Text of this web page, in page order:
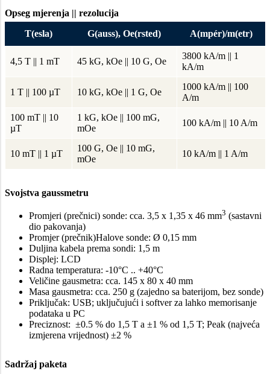
Opseg mjerenja || rezolucija
T(esla)
G(auss), Oe(rsted) A(mpér)/m(etr)
4,5 T || 1 mT 45 kG, kOe || 10 G, Oe
3800 kA/m || 1
kA/m
1 T || 100 µT 10 kG, kOe || 1 G, Oe
1000 kA/m || 100
A/m
100 mT || 10
µT
1 kG, kOe || 100 mG,
mOe
100 kA/m || 10 A/m
10 mT || 1 µT
100 G, Oe || 10 mG,
mOe
10 kA/m || 1 A/m
Svojstva gaussmetru
Promjeri (prečnici) sonde: cca. 3,5 x 1,35 x 46 mm3 (sastavni
dio pakovanja)
Promjer (prečnik)Halove sonde: Ø 0,15 mm
Duljina kabela prema sondi: 1,5 m
Displej: LCD
Radna temperatura: -10°C .. +40°C
Veličine gausmetra: cca. 145 x 80 x 40 mm
Masa gausmetra: cca. 250 g (zajedno sa baterijom, bez sonde)
Priključak: USB; uključujući i softver za lahko memorisanje
podataka u PC
Preciznost: ±0.5 % do 1,5 T a ±1 % od 1,5 T; Peak (najveća
izmjerena vrijednost) ±2 %
Sadržaj paketa